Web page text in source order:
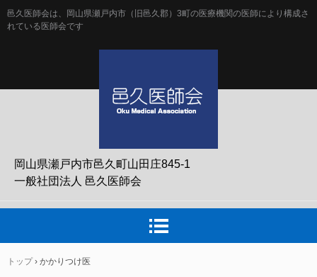
邑久医師会は、岡山県瀬戸内市（旧邑久郡）3町の医療機関の医師により構成さ
れている医師会です
岡山県瀬戸内市邑久町山田庄845-1
一般社団法人 邑久医師会
トップ › かかりつけ医